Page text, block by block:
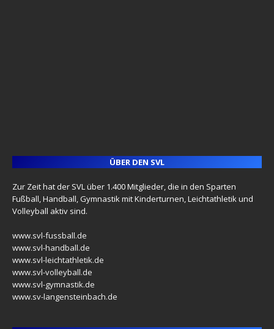
ÜBER DEN SVL
Zur Zeit hat der SVL über 1.400 Mitglieder, die in den Sparten
Fußball, Handball, Gymnastik mit Kinderturnen, Leichtathletik und
Volleyball aktiv sind.
www.svl-fussball.de
www.svl-handball.de
www.svl-leichtathletik.de
www.svl-volleyball.de
www.svl-gymnastik.de
www.sv-langensteinbach.de